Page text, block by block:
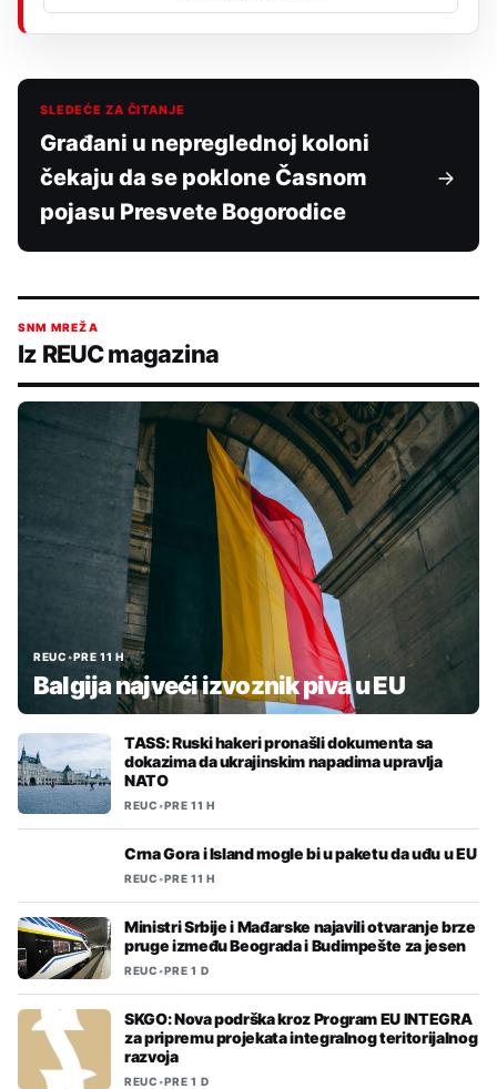
SLEDEĆE ZA ČITANJE
Građani u nepreglednoj koloni
čekaju da se poklone Časnom
pojasu Presvete Bogorodice
SNM MREŽA
Iz REUC magazina
REUC•PRE 11 H
Balgija najveći izvoznik piva u EU
TASS: Ruski hakeri pronašli dokumenta sa
dokazima da ukrajinskim napadima upravlja
NATO
REUC•PRE 11 H
Crna Gora i Island mogle bi u paketu da uđu u EU
REUC•PRE 11 H
Ministri Srbije i Mađarske najavili otvaranje brze
pruge između Beograda i Budimpešte za jesen
REUC•PRE 1 D
SKGO: Nova podrška kroz Program EU INTEGRA
za pripremu projekata integralnog teritorijalnog
razvoja
REUC•PRE 1 D